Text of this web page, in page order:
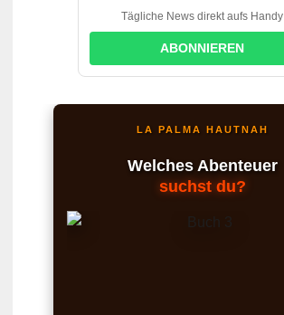
Tägliche News direkt aufs Handy
ABONNIEREN
LA PALMA HAUTNAH
Welches Abenteuer
suchst du?